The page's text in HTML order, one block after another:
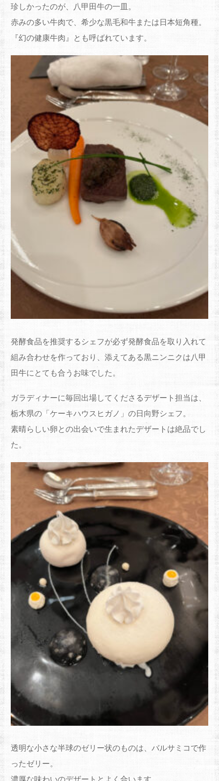
珍しかったのが、八甲田牛の一皿。
赤みの多い牛肉で、希少な黒毛和牛または日本短角種。
『幻の健康牛肉』とも呼ばれています。
発酵食品を推奨するシェフが必ず発酵食品を取り入れて
組み合わせを作っており、添えてある黒ニンニクは八甲
田牛にとても合うお味でした。
ガラディナーに毎回出場してくださるデザート担当は、
栃木県の「ケーキハウスヒガノ」の日向野シェフ。
素晴らしい卵との出会いで生まれたデザートは絶品でし
た。
透明な小さな半球のゼリー状のものは、バルサミコで作
ったゼリー。